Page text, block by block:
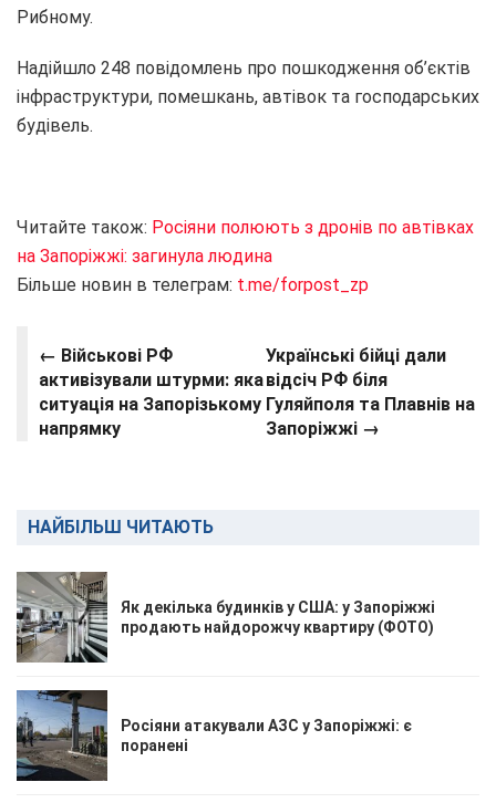
Рибному.
Надійшло 248 повідомлень про пошкодження об’єктів
інфраструктури, помешкань, автівок та господарських
будівель.
Читайте також: Росіяни полюють з дронів по автівках
на Запоріжжі: загинула людина
Більше новин в телеграм: t.me/forpost_zp
← Військові РФ
активізували штурми: яка
ситуація на Запорізькому
напрямку
Українські бійці дали
відсіч РФ біля
Гуляйполя та Плавнів на
Запоріжжі →
НАЙБІЛЬШ ЧИТАЮТЬ
Як декілька будинків у США: у Запоріжжі
продають найдорожчу квартиру (ФОТО)
Росіяни атакували АЗС у Запоріжжі: є
поранені